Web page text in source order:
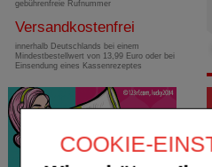
COOKIE-
gebührenfreie Rufnummer
Versandkostenfrei
innerhalb Deutschlands bei einem
Mindestbestellwert von 13,99 Euro oder bei
Einsendung eines Kassenrezeptes